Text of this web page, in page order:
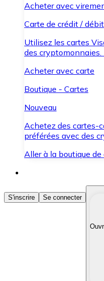
Acheter avec
Carte de crédit / débit
Utilisez les cartes
des cryptomonnaies.
Acheter avec carte
Boutique - Cartes
Nouveau
Achetez des cartes-
préférées avec des
Aller à la boutique
Acheter des
Achetez les
Convertissez vos
S'inscrire Se connecter